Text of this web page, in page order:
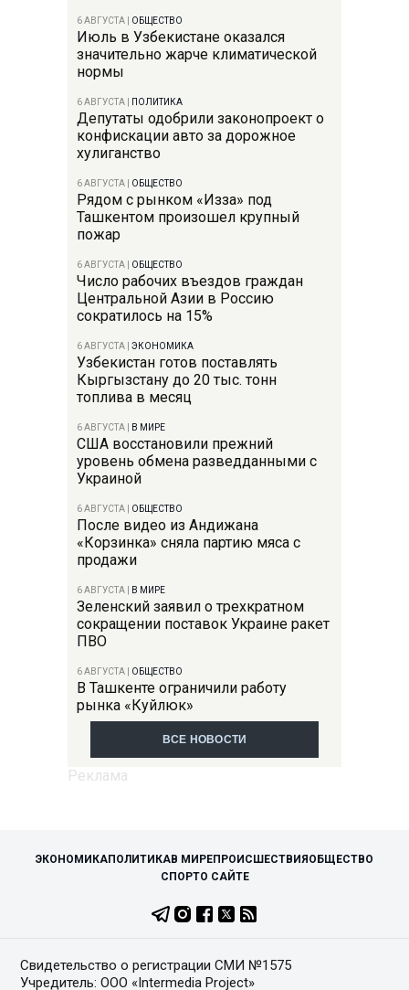
6 АВГУСТА ОБЩЕСТВО
Июль в Узбекистане оказался
значительно жарче климатической
нормы
6 АВГУСТА ПОЛИТИКА
Депутаты одобрили законопроект о
конфискации авто за дорожное
хулиганство
6 АВГУСТА ОБЩЕСТВО
Рядом с рынком «Изза» под
Ташкентом произошел крупный
пожар
6 АВГУСТА ОБЩЕСТВО
Число рабочих въездов граждан
Центральной Азии в Россию
сократилось на 15%
6 АВГУСТА ЭКОНОМИКА
Узбекистан готов поставлять
Кыргызстану до 20 тыс. тонн
топлива в месяц
6 АВГУСТА В МИРЕ
США восстановили прежний
уровень обмена разведданными с
Украиной
6 АВГУСТА ОБЩЕСТВО
После видео из Андижана
«Корзинка» сняла партию мяса с
продажи
6 АВГУСТА В МИРЕ
Зеленский заявил о трехкратном
сокращении поставок Украине ракет
ПВО
6 АВГУСТА ОБЩЕСТВО
В Ташкенте ограничили работу
рынка «Куйлюк»
ВСЕ НОВОСТИ
ЭКОНОМИКАПОЛИТИКАВ МИРЕПРОИСШЕСТВИЯОБЩЕСТВО
СПОРТО САЙТЕ
Свидетельство о регистрации СМИ №1575
Учредитель: ООО «Intermedia Project»